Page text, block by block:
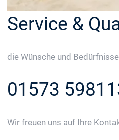
Service &
die Wünsche und
01573
Wir freuen uns auf Ihre